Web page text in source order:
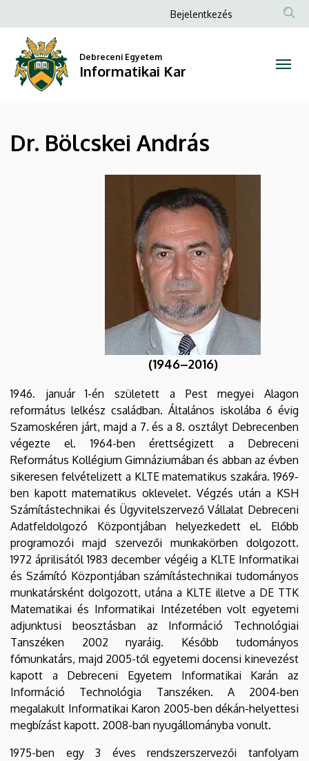
Bölcskei
András
Informatikai
Kar
a
tartalomra
Anonim
menüje
Bejelentkezés
Debreceni Egyetem
Informatikai Kar
Dr. Bölcskei András
(1946–2016)
1946. január 1-én született a Pest megyei Alagon
református lelkész családban. Általános iskolába 6 évig
Szamoskéren járt, majd a 7. és a 8. osztályt Debrecenben
végezte el. 1964-ben érettségizett a Debreceni
Református Kollégium Gimnáziumában és abban az évben
sikeresen felvételizett a KLTE matematikus szakára. 1969-
ben kapott matematikus oklevelet. Végzés után a KSH
Számítástechnikai és Ügyvitelszervező Vállalat Debreceni
Adatfeldolgozó Központjában helyezkedett el. Előbb
programozói majd szervezői munkakörben dolgozott.
1972 áprilisától 1983 december végéig a KLTE Informatikai
és Számító Központjában számítástechnikai tudományos
munkatársként dolgozott, utána a KLTE illetve a DE TTK
Matematikai és Informatikai Intézetében volt egyetemi
adjunktusi beosztásban az Információ Technológiai
Tanszéken 2002 nyaráig. Később tudományos
főmunkatárs, majd 2005-től egyetemi docensi kinevezést
kapott a Debreceni Egyetem Informatikai Karán az
Információ Technológia Tanszéken. A 2004-ben
megalakult Informatikai Karon 2005-ben dékán-helyettesi
megbízást kapott. 2008-ban nyugállományba vonult.
1975-ben egy 3 éves rendszerszervezői tanfolyam